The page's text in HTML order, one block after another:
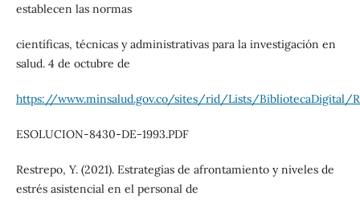
establecen las normas
científicas, técnicas y administrativas para la investigación en
salud. 4 de octubre de
https://www.minsalud.gov.co/sites/rid/Lists/BibliotecaDigital/
ESOLUCION-8430-DE-1993.PDF
Restrepo, Y. (2021). Estrategias de afrontamiento y niveles de
estrés asistencial en el personal de